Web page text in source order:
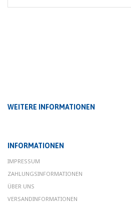
WEITERE INFORMATIONEN
INFORMATIONEN
IMPRESSUM
ZAHLUNGSINFORMATIONEN
ÜBER UNS
VERSANDINFORMATIONEN